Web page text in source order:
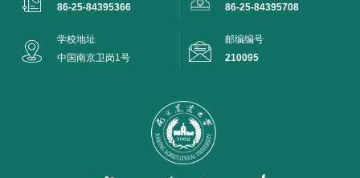
86-25-84395366
86-25-84395708
学校地址
中国南京卫岗1号
邮编编号
210095